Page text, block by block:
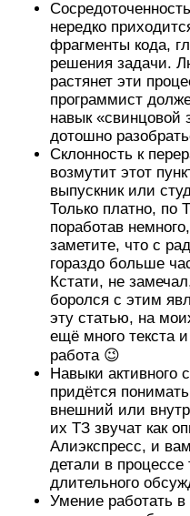
нередко
фрагменты кода,
решения задачи.
растянет эти
программист
навык
дотошно
Склонность к
возмутит этот
выпускник или
Только платно, по
поработав
заметите, что с
гораздо больше
Кстати, не
боролся с этим
эту статью, на
ещё много текста
работа 😉
Навыки
придётся
внешний или
их ТЗ звучат как
Алиэкспресс, и
детали в процессе
длительного
Умение работать